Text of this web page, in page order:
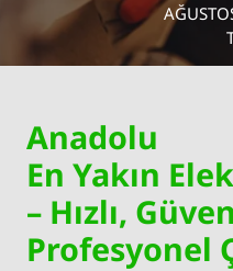
Anadolu
En Yakın
– Hızlı,
Profesyonel